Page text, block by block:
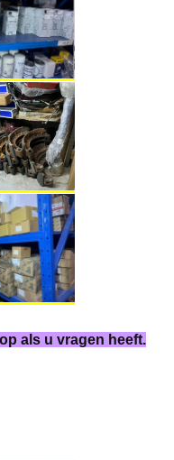
als u vragen heeft.